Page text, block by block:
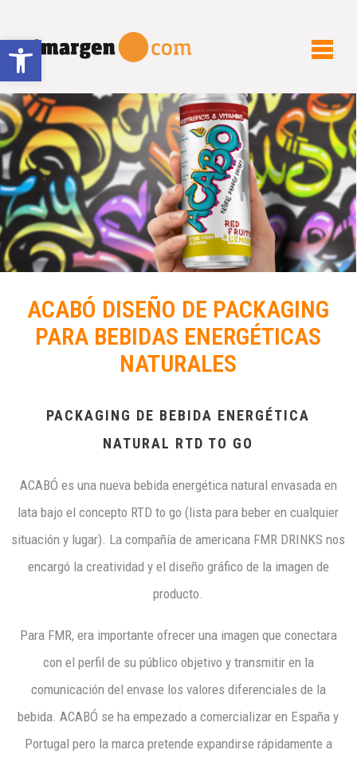
Abrir barra de herramientas
ACABÓ DISEÑO DE PACKAGING
PARA BEBIDAS ENERGÉTICAS
NATURALES
PACKAGING DE BEBIDA ENERGÉTICA
NATURAL RTD TO GO
ACABÓ es una nueva bebida energética natural envasada en
lata bajo el concepto RTD to go (lista para beber en cualquier
situación y lugar). La compañía de americana FMR DRINKS nos
encargó la creatividad y el diseño gráfico de la imagen de
producto.
Para FMR, era importante ofrecer una imagen que conectara
con el perfil de su público objetivo y transmitir en la
comunicación del envase los valores diferenciales de la
bebida. ACABÓ se ha empezado a comercializar en España y
Portugal pero la marca pretende expandirse rápidamente a